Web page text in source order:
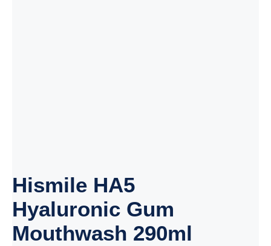
Hismile HA5
Hyaluronic Gum
Mouthwash 290ml